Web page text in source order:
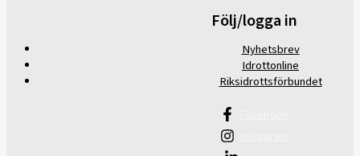
Följ/logga in
Nyhetsbrev
Idrottonline
Riksidrottsförbundet